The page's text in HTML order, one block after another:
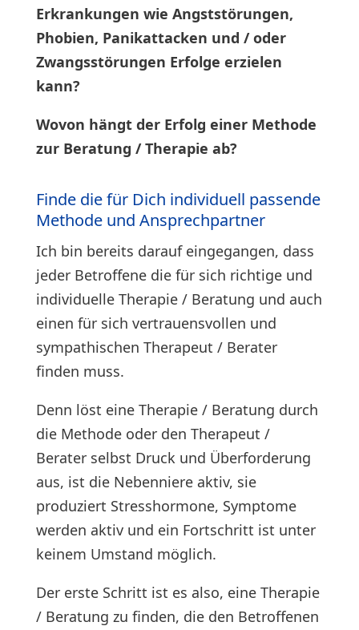
Erkrankungen wie Angststörungen,
Phobien, Panikattacken und / oder
Zwangsstörungen Erfolge erzielen
kann?
Wovon hängt der Erfolg einer Methode
zur Beratung / Therapie ab?
Finde die für Dich individuell passende
Methode und Ansprechpartner
Ich bin bereits darauf eingegangen, dass
jeder Betroffene die für sich richtige und
individuelle Therapie / Beratung und auch
einen für sich vertrauensvollen und
sympathischen Therapeut / Berater
finden muss.
Denn löst eine Therapie / Beratung durch
die Methode oder den Therapeut /
Berater selbst Druck und Überforderung
aus, ist die Nebenniere aktiv, sie
produziert Stresshormone, Symptome
werden aktiv und ein Fortschritt ist unter
keinem Umstand möglich.
Der erste Schritt ist es also, eine Therapie
/ Beratung zu finden, die den Betroffenen